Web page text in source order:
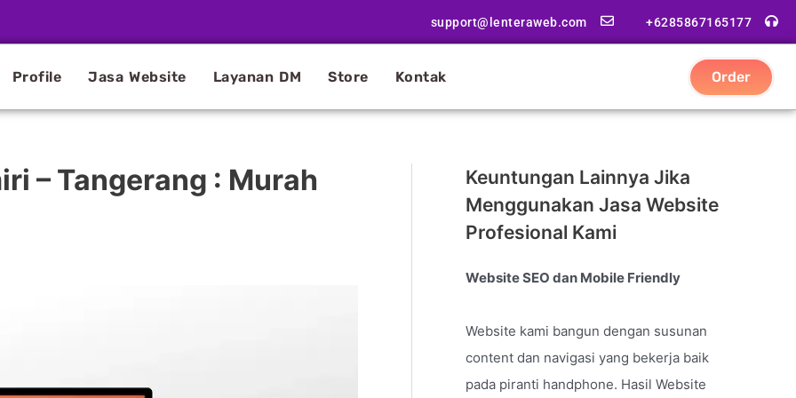
support@lenteraweb.com +6285867165177
Profile Jasa Website Layanan DM Store Kontak Order
– Tangerang : Murah
Keuntungan Lainnya Jika
Menggunakan Jasa Website
Profesional Kami
Website SEO dan Mobile Friendly
Website kami bangun dengan susunan
content dan navigasi yang bekerja baik
pada piranti handphone. Hasil Website